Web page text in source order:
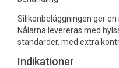
Silikonbeläggningen ger
Nålarna levereras med
standarder, med extra
Indikationer